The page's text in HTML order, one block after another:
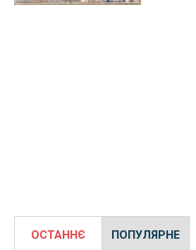
ОСТАННЄ ПОПУЛЯРНЕ